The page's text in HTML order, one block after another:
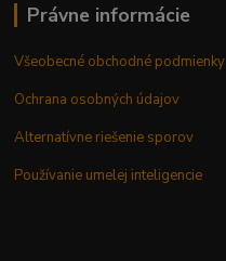
Právne informácie
Všeobecné obchodné podmienky
Ochrana osobných údajov
Alternatívne riešenie sporov
Používanie umelej inteligencie